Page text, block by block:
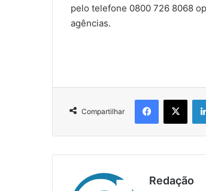
pelo telefone 0800 726 8068
agências.
Compartilhar
Redação